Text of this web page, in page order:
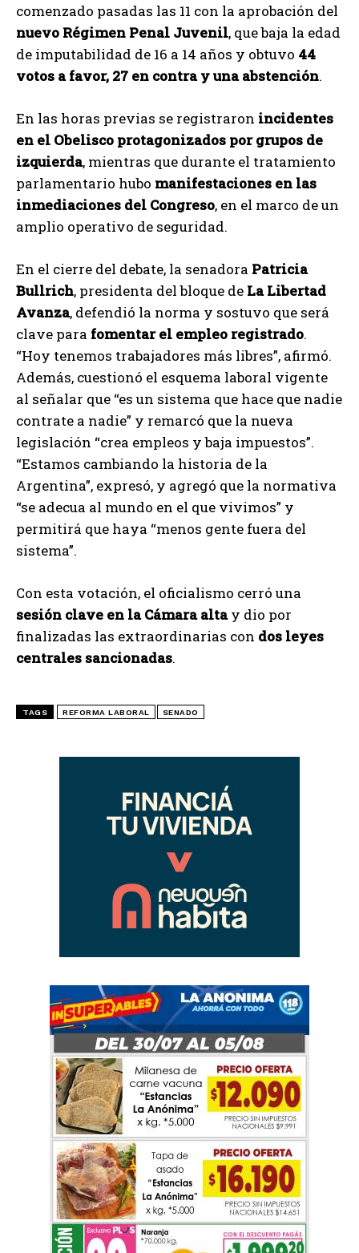
comenzado pasadas las 11 con la aprobación del
nuevo Régimen Penal Juvenil, que baja la edad
de imputabilidad de 16 a 14 años y obtuvo 44
votos a favor, 27 en contra y una abstención.
En las horas previas se registraron incidentes
en el Obelisco protagonizados por grupos de
izquierda, mientras que durante el tratamiento
parlamentario hubo manifestaciones en las
inmediaciones del Congreso, en el marco de un
amplio operativo de seguridad.
En el cierre del debate, la senadora Patricia
Bullrich, presidenta del bloque de La Libertad
Avanza, defendió la norma y sostuvo que será
clave para fomentar el empleo registrado.
“Hoy tenemos trabajadores más libres”, afirmó.
Además, cuestionó el esquema laboral vigente
al señalar que “es un sistema que hace que nadie
contrate a nadie” y remarcó que la nueva
legislación “crea empleos y baja impuestos”.
“Estamos cambiando la historia de la
Argentina”, expresó, y agregó que la normativa
“se adecua al mundo en el que vivimos” y
permitirá que haya “menos gente fuera del
sistema”.
Con esta votación, el oficialismo cerró una
sesión clave en la Cámara altay dio por
finalizadas las extraordinarias con dos leyes
centrales sancionadas.
TAGS REFORMA LABORAL SENADO